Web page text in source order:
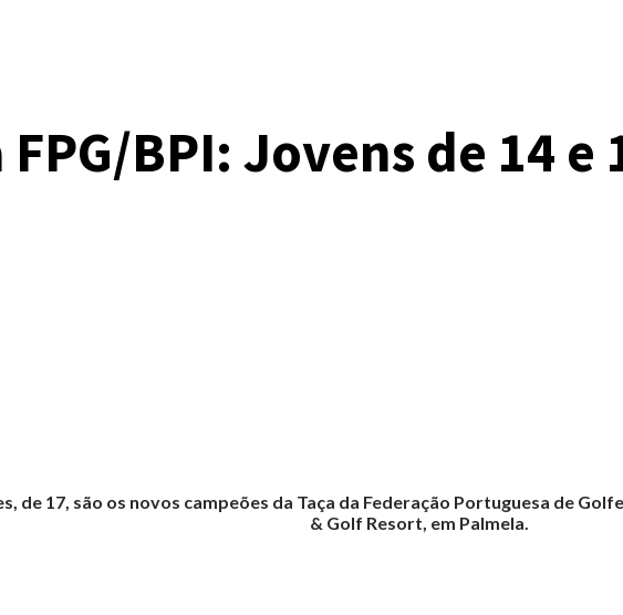
FPG/BPI: Jovens de 14
de 17, são os novos campeões da Taça da Federação Portuguesa de
& Golf Resort, em Palmela.